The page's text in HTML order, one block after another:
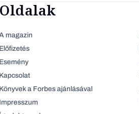
Oldalak
magazin
Előfizetés
Esemény
Kapcsolat
Könyvek a Forbes ajánlásával
Impresszum